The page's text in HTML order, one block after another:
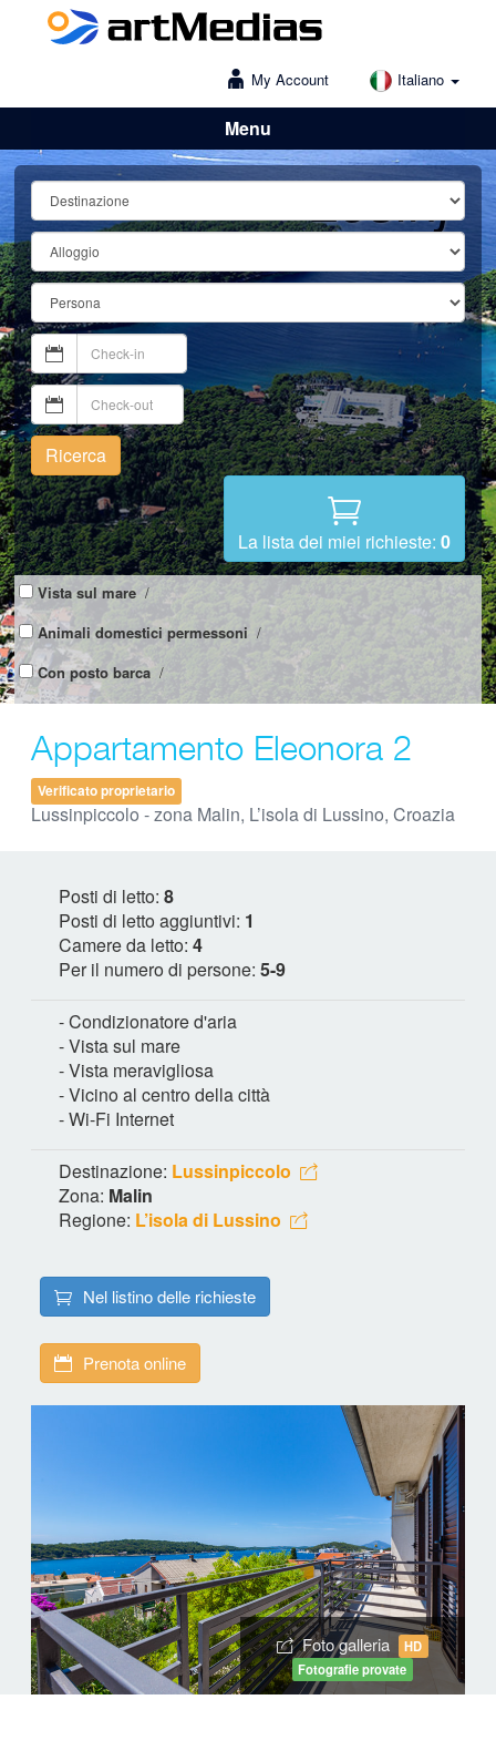
My Account Italiano
Menu
Lošinj
Ricerca
La lista dei miei richieste: 0
Vista sul mare /
Animali domestici permessoni /
Con posto barca /
Appartamento Eleonora 2
Verificato proprietario
Lussinpiccolo - zona Malin, L’isola di Lussino, Croazia
Posti di letto: 8
Posti di letto aggiuntivi: 1
Camere da letto: 4
Per il numero di persone: 5-9
- Condizionatore d'aria
- Vista sul mare
- Vista meravigliosa
- Vicino al centro della città
- Wi-Fi Internet
Destinazione: Lussinpiccolo
Zona: Malin
Regione: L’isola di Lussino
Nel listino delle richieste
Prenota online
Foto galleria
HD
Fotografie provate